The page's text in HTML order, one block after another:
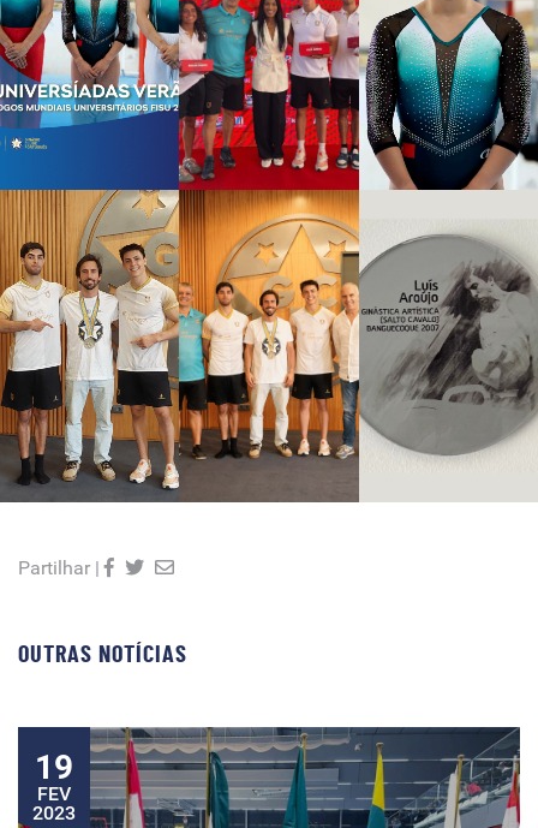
Partilhar |
OUTRAS NOTÍCIAS
19
FEV
2023